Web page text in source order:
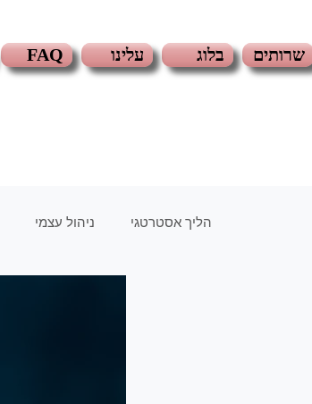
שרותים בלוג עלינו FAQ
ניהול עצמי הליך אסטרטגי